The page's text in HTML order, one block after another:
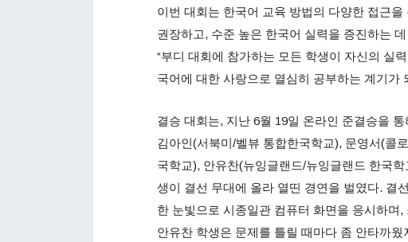
이번 대회는 한국어 교육 방법의 다양한 접근
권장하고, 수준 높은 한국어 실력을 증진하는
“부디 대회에 참가하는 모든 학생이 자신의 실
국어에 대한 사랑으로 열심히 공부하는 계기가
결승 대회는, 지난 6월 19일 온라인 준결승을
김아인(서북미/벨뷰 통합한국학교), 문영서(콜
국학교), 안유찬(뉴잉글랜드/뉴잉글랜드 한국
생이 결선 무대에 올라 열띤 경연을 벌였다. 결
한 눈빛으로 시종일관 컴퓨터 화면을 응시하며
안유찬 학생은 문제를 틀릴 때마다 좀 안타까